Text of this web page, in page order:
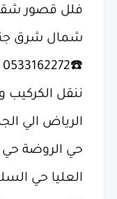
فلل قصور
شمال شرق
☎️0533162272 ☎️0533162272 ☎️ دينات
ننقل الكركيب
الرياض الي
حي الروضة
العليا حي